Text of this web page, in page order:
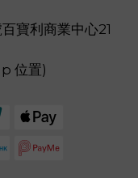
寶利商業中心21
位置)